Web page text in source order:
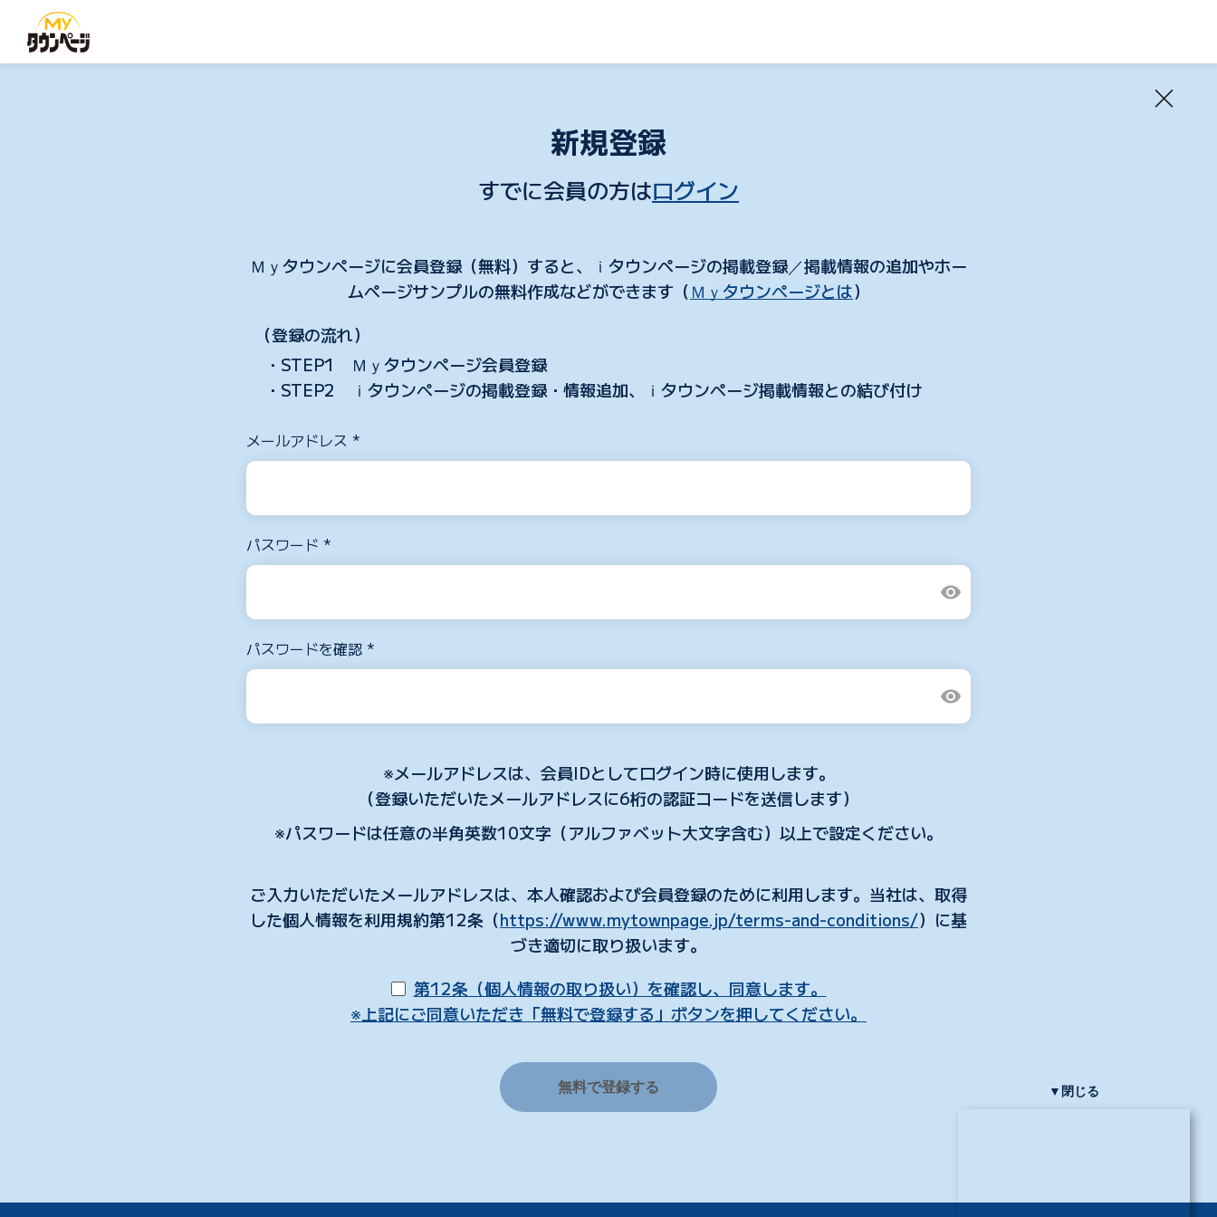
新規登録
すでに会員の方はログイン
Ｍｙタウンページに会員登録（無料）すると、ｉタウンページの掲載登録／掲載情報の追加やホー
ムページサンプルの無料作成などができます（Ｍｙタウンページとは）
（登録の流れ）
・STEP1 Ｍｙタウンページ会員登録
・STEP2 ｉタウンページの掲載登録・情報追加、ｉタウンページ掲載情報との結び付け
メールアドレス *
パスワード *
visibility
パスワードを確認 *
visibility
※メールアドレスは、会員IDとしてログイン時に使用します。
（登録いただいたメールアドレスに6桁の認証コードを送信します）
※パスワードは任意の半角英数10文字（アルファベット大文字含む）以上で設定ください。
ご入力いただいたメールアドレスは、本人確認および会員登録のために利用します。当社は、取得
した個人情報を利用規約第12条（https://www.mytownpage.jp/terms-and-conditions/）に基
づき適切に取り扱います。
第12条（個人情報の取り扱い）を確認し、同意します。
※上記にご同意いただき「無料で登録する」ボタンを押してください。
無料で登録する ▼閉じる